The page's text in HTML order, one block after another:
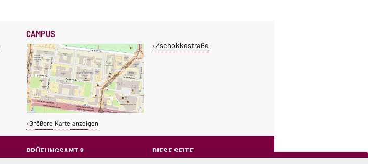
CAMPUS
Größere Karte anzeigen
Zschokkestraße
PRÜFUNGSAMT &
DIESE SEITE